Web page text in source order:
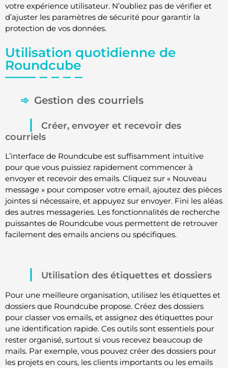
votre expérience utilisateur. N’oubliez pas de vérifier et
d’ajuster les paramètres de sécurité pour garantir la
protection de vos données.
Utilisation quotidienne de
Roundcube
Gestion des courriels
Créer, envoyer et recevoir des
courriels
L’interface de Roundcube est suffisamment intuitive
pour que vous puissiez rapidement commencer à
envoyer et recevoir des emails. Cliquez sur « Nouveau
message » pour composer votre email, ajoutez des pièces
jointes si nécessaire, et appuyez sur envoyer. Fini les aléas
des autres messageries. Les fonctionnalités de recherche
puissantes de Roundcube vous permettent de retrouver
facilement des emails anciens ou spécifiques.
Utilisation des étiquettes et dossiers
Pour une meilleure organisation, utilisez les étiquettes et
dossiers que Roundcube propose. Créez des dossiers
pour classer vos emails, et assignez des étiquettes pour
une identification rapide. Ces outils sont essentiels pour
rester organisé, surtout si vous recevez beaucoup de
mails. Par exemple, vous pouvez créer des dossiers pour
les projets en cours, les clients importants ou les emails